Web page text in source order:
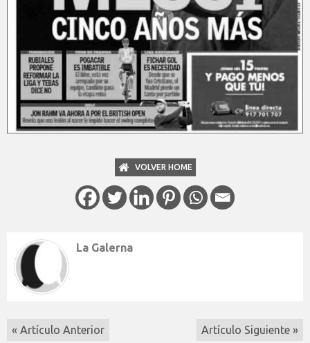
VOLVER HOME
La Galerna
« Artículo Anterior Artículo Siguiente »